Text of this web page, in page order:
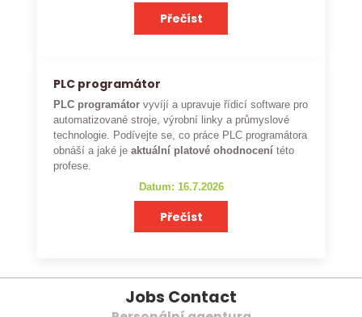
Přečíst
PLC programátor
PLC programátor vyvíjí a upravuje řídicí software pro
automatizované stroje, výrobní linky a průmyslové
technologie. Podívejte se, co práce PLC programátora
obnáší a jaké je aktuální platové ohodnocení této
profese.
Datum: 16.7.2026
Přečíst
Jobs Contact